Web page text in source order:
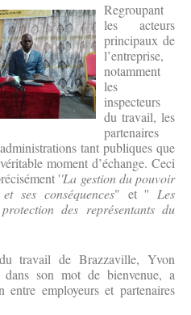
Regroupant
les acteurs
principaux de
l’entreprise,
notamment
les
inspecteurs
du travail, les
partenaires
tant publiques que
moment d’échange. Ceci
''La gestion du pouvoir
ses conséquences" et '' Les
des représentants du
travail de Brazzaville, Yvon
dans son mot de bienvenue, a
employeurs et partenaires